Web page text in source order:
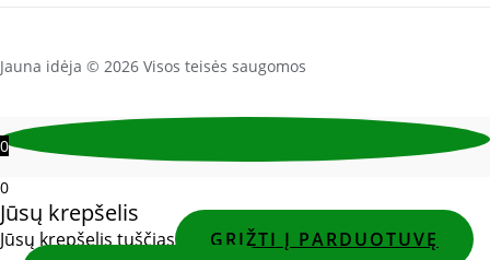
Jauna idėja © 2026 Visos teisės saugomos
0
0
Jūsų krepšelis
Jūsų krepšelis tuščias GRĮŽTI Į PARDUOTUVĘ